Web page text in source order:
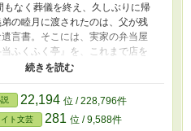
もなく葬儀を終え、久しぶりに帰
の睦月に渡されたのは、父が残
言書。そこには、実家の弁当屋
当ふくふく亭』を、これまで店を
月ではなく、家を出た自分に相続
てを託したのか？ 反発する夏生だ
父のレシピで作った思い出の味
。 父の遺言どおり弁当屋を引き
22,194 位 / 228,796件
イト文芸 281 位 / 9,588件